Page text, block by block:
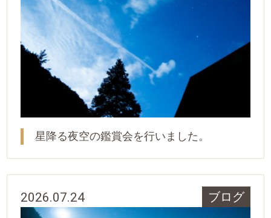
星降る夜空の鑑賞会を行いました。
2026.07.24 ブログ